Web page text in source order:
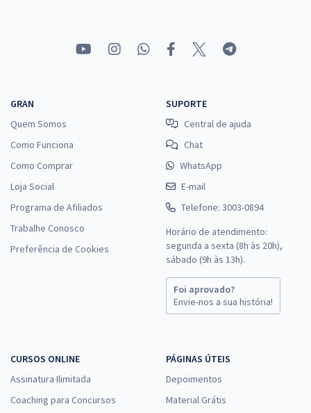
GRAN
Quem Somos
Como Funciona
Como Comprar
Loja Social
Programa de Afiliados
Trabalhe Conosco
Preferência de Cookies
SUPORTE
Central de ajuda
Chat
WhatsApp
E-mail
Telefone: 3003-0894
Horário de atendimento:
segunda a sexta (8h às 20h),
sábado (9h às 13h).
Foi aprovado?
Envie-nos a sua história!
CURSOS ONLINE
Assinatura Ilimitada
Coaching para Concursos
PÁGINAS ÚTEIS
Depoimentos
Material Grátis